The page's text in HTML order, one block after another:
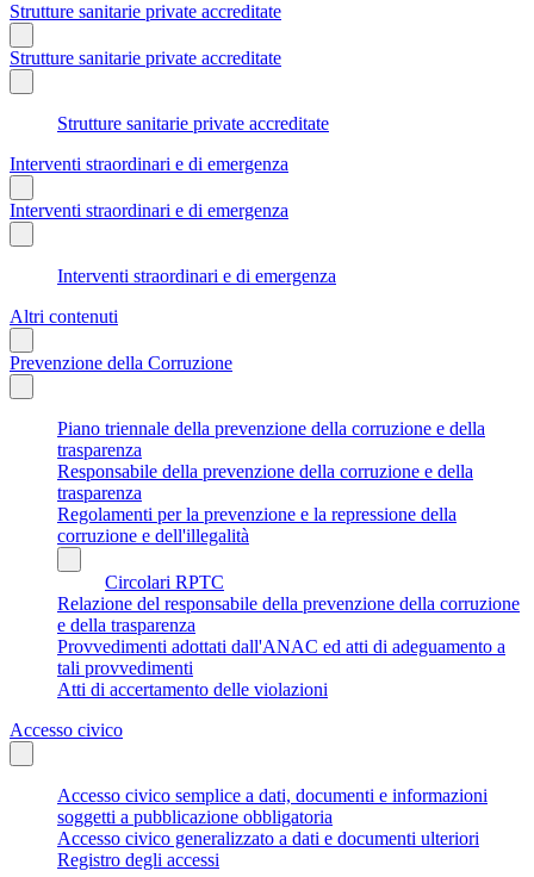
Strutture sanitarie private accreditate
Strutture sanitarie private accreditate
Strutture sanitarie private accreditate
Interventi straordinari e di emergenza
Interventi straordinari e di emergenza
Interventi straordinari e di emergenza
Altri contenuti
Prevenzione della Corruzione
Piano triennale della prevenzione della corruzione e della
trasparenza
Responsabile della prevenzione della corruzione e della
trasparenza
Regolamenti per la prevenzione e la repressione della
corruzione e dell'illegalità
Circolari RPTC
Relazione del responsabile della prevenzione della corruzione
e della trasparenza
Provvedimenti adottati dall'ANAC ed atti di adeguamento a
tali provvedimenti
Atti di accertamento delle violazioni
Accesso civico
Accesso civico semplice a dati, documenti e informazioni
soggetti a pubblicazione obbligatoria
Accesso civico generalizzato a dati e documenti ulteriori
Registro degli accessi